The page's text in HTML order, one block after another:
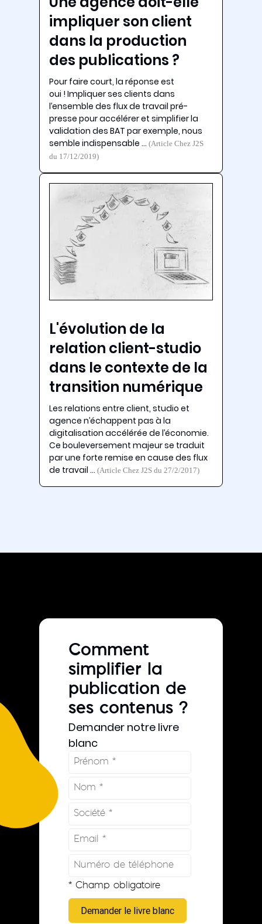
impliquer son client
dans la production
des publications ?
Pour faire court, la réponse est
oui ! Impliquer ses clients dans
l’ensemble des flux de travail pré-
presse pour accélérer et simplifier la
validation des BAT par exemple, nous
semble indispensable …(Article Chez J2S
du 17/12/2019)
L'évolution de la
relation client-studio
dans le contexte de la
transition numérique
Les relations entre client, studio et
agence n’échappent pas à la
digitalisation accélérée de l’économie.
Ce bouleversement majeur se traduit
par une forte remise en cause des flux
de travail …(Article Chez J2S du 27/2/2017)
Comment
simplifier la
publication de
ses contenus ?
Demander notre livre
blanc
* Champ obligatoire
Demander le livre blanc